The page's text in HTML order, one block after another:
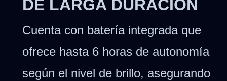
DE LARGA DURACIÓN
Cuenta con batería integrada que
ofrece hasta 6 horas de autonomía
según el nivel de brillo, asegurando